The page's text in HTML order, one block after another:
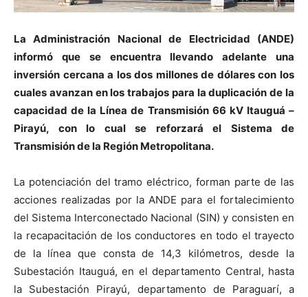
La Administración Nacional de Electricidad (ANDE)
informó que se encuentra llevando adelante una
inversión cercana a los dos millones de dólares con los
cuales avanzan en los trabajos para la duplicación de la
capacidad de la Línea de Transmisión 66 kV Itauguá –
Pirayú, con lo cual se reforzará el Sistema de
Transmisión de la Región Metropolitana.
La potenciación del tramo eléctrico, forman parte de las
acciones realizadas por la ANDE para el fortalecimiento
del Sistema Interconectado Nacional (SIN) y consisten en
la recapacitación de los conductores en todo el trayecto
de la línea que consta de 14,3 kilómetros, desde la
Subestación Itauguá, en el departamento Central, hasta
la Subestación Pirayú, departamento de Paraguarí, a